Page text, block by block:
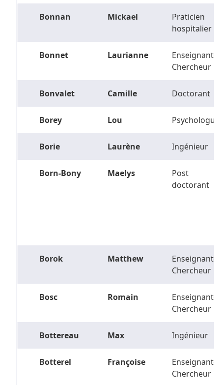
Bonnan Mickael
Praticien
hospitalier
Bonnet Laurianne
Enseignant-
Chercheur
Bonvalet Camille Doctorant
Borey Lou Psychologue
Borie Laurène Ingénieur
Born-Bony Maelys
Post
doctorant
Borok Matthew
Enseignant-
Chercheur
Bosc Romain
Enseignant-
Chercheur
Bottereau Max Ingénieur
Botterel Françoise
Enseignant-
Chercheur